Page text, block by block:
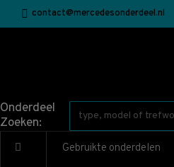
contact@mercedesonderdeel.nl
Onderdeel
Zoeken:
Gebruikte onderdelen